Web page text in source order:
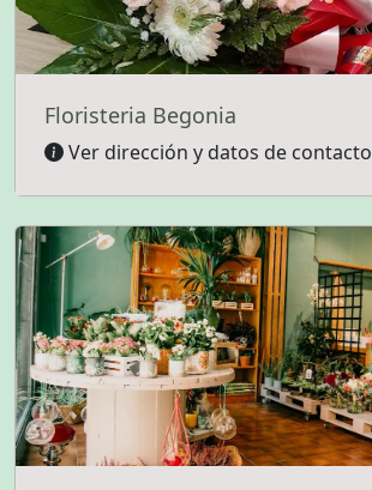
Floristeria Begonia
Ver dirección y datos de contacto